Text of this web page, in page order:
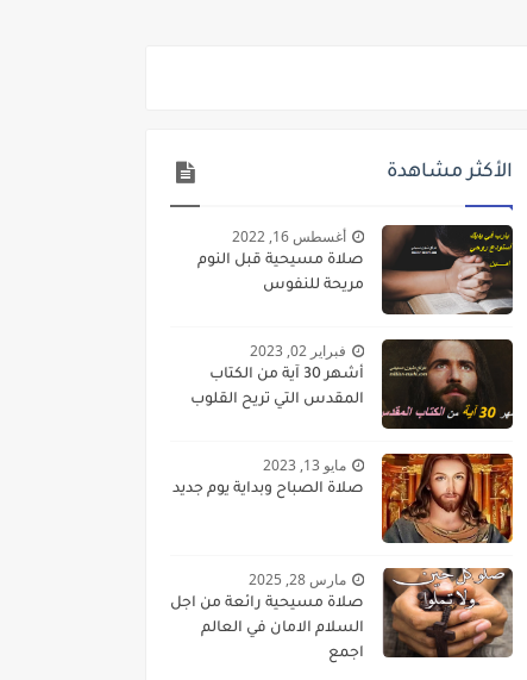
الأكثر مشاهدة
أغسطس 16, 2022
صلاة مسيحية قبل النوم
مريحة للنفوس
فبراير 02, 2023
أشهر 30 آية من الكتاب
المقدس التي تريح القلوب
مايو 13, 2023
صلاة الصباح وبداية يوم جديد
مارس 28, 2025
صلاة مسيحية رائعة من اجل
السلام الامان في العالم
اجمع